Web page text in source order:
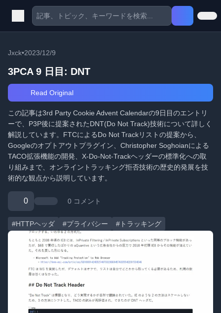
Jxck•2023/12/9
3PCA 9 日目: DNT
Read Original
この記事は3rd Party Cookie Advent Calendarの9日目のエントリ
ーで、P3P後に提案されたDNT(Do Not Track)技術について詳しく
解説しています。FTCによるDo Not Trackリストの提案から、
Googleのオプトアウトプラグイン、Christopher Soghoianによる
TACO拡張機能の開発、X-Do-Not-Trackヘッダーの標準化への取
り組みまで、オンライントラッキング拒否技術の歴史的発展を技
術的な観点から説明しています。
0 0 コメント
#HTTPヘッダ #プライバシー #トラッキング